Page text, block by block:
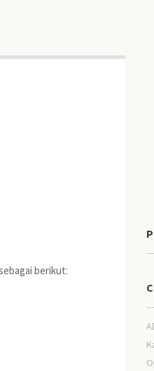
berikut: